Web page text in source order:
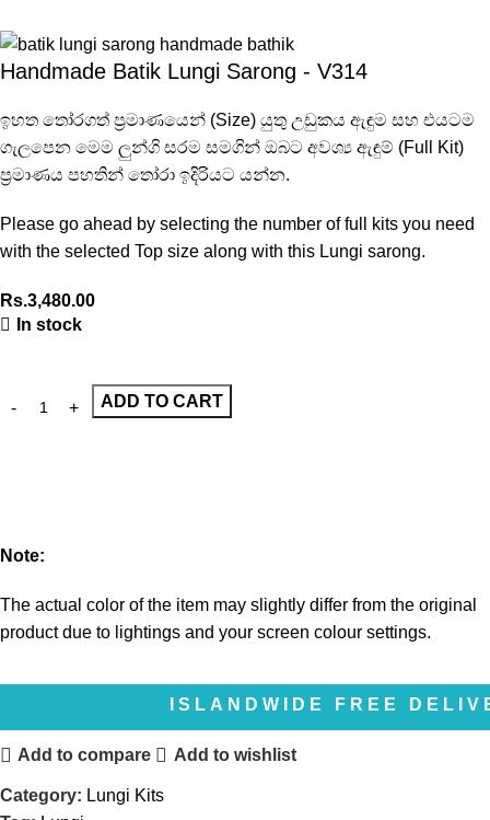
Handmade Batik Lungi Sarong - V314
ඉහත තෝරගත් ප්‍රමාණයෙන් (Size) යුතු උඩුකය ඇඳුම සහ එයටම
ගැලපෙන මෙම ලුන්ගි සරම සමගින් ඔබට අවශ්‍ය ඇඳුම් (Full Kit)
ප්‍රමාණය පහතින් තෝරා ඉදිරියට යන්න.
Please go ahead by selecting the number of full kits you need
with the selected Top size along with this Lungi sarong.
Rs.3,480.00
In stock
ADD TO CART
Note:
The actual color of the item may slightly differ from the original
product due to lightings and your screen colour settings.
ISLANDWIDE FREE
Add to compare Add to wishlist
Category: Lungi Kits